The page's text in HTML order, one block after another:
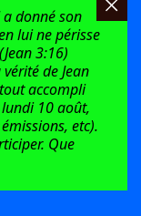
donné son
lui ne périsse
3:16)
vérité de Jean
accompli
10 août,
etc).
Que